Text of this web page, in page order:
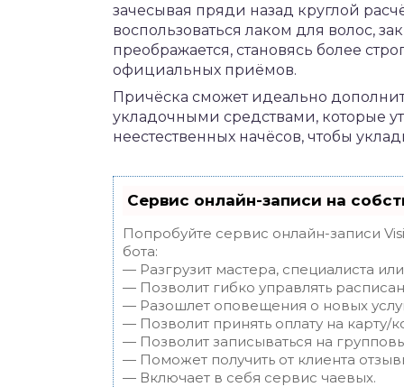
зачесывая пряди назад круглой
воспользоваться лаком для волос,
преображается, становясь более
официальных приёмов.
Причёска сможет идеально
укладочными средствами, которые
неестественных начёсов, чтобы
Сервис онлайн-записи на
Попробуйте сервис онлайн-записи
бота:
— Разгрузит мастера, специалиста
— Позволит гибко управлять
— Разошлет оповещения о новых
— Позволит принять оплату на карту/
— Позволит записываться на
— Поможет получить от клиента
— Включает в себя сервис чаевых.